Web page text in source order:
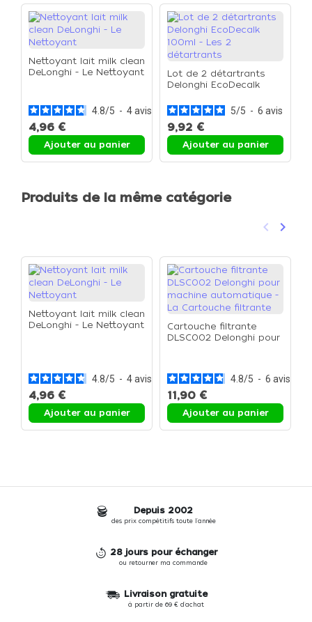
Nettoyant lait milk clean
DeLonghi - Le Nettoyant
4.8/5 - 4avis
4,96 €
Ajouter au panier
Lot de 2 détartrants
Delonghi EcoDecalk
détartrants
5/5 - 6 avis
9,92 €
Ajouter au panier
Produits de la même catégorie
Précédent
keyboard_arrow_left keyboard_arrow_right
Nettoyant lait milk clean
DeLonghi - Le Nettoyant
4.8/5 - 4avis
4,96 €
Ajouter au panier
Cartouche filtrante
DLSC002 Delonghi pour
4.8/5 - 6 avis
11,90 €
Ajouter au panier
Depuis 2002
des prix compétitifs toute l'année
28 jours pour échanger
ou retourner ma commande
Livraison gratuite
à partir de 69 € d'achat